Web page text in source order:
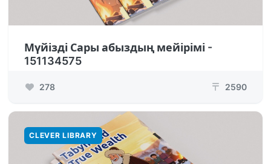
Мүйізді Сары абыздың мейірімі -
151134575
278 ₸ 2590
CLEVER LIBRARY